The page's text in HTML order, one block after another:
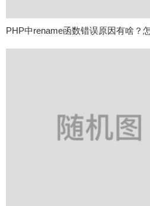
PHP中rename函数错误原因有啥？